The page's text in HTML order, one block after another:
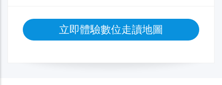
立即體驗數位走讀地圖